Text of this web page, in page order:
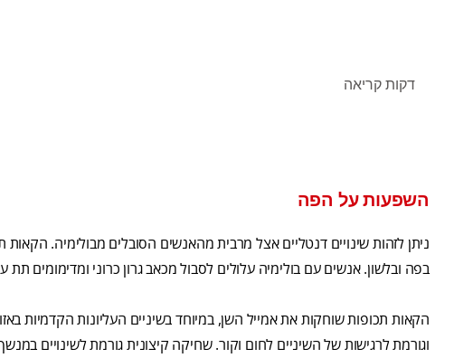
דקות קריאה
השפעות על הפה
ניתן לזהות שינויים דנטליים אצל מרבית מהאנשים הסובלים מבולימיה. הקאות
בפה ובלשון. אנשים עם בולימיה עלולים לסבול מכאב גרון כרוני ומדימומים תת
הקאות תכופות שוחקות את אמייל השן, במיוחד בשיניים העליונות הקדמיות
וגורמת לרגישות של השיניים לחום וקור. שחיקה קיצונית גורמת לשינויים